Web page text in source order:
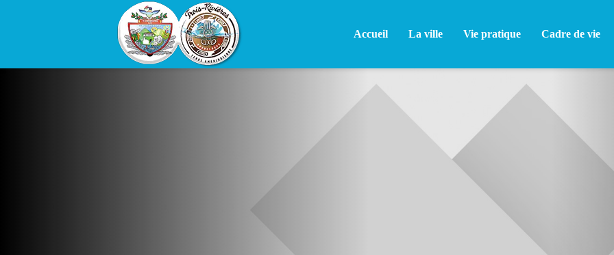
Accueil La ville Vie pratique Cadre de vie